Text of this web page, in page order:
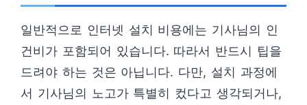
일반적으로 인터넷 설치 비용에는 기사님의 인
건비가 포함되어 있습니다. 따라서 반드시 팁을
드려야 하는 것은 아닙니다. 다만, 설치 과정에
서 기사님의 노고가 특별히 컸다고 생각되거나,